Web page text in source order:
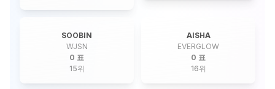
SOOBIN
WJSN
0 표
15위
AISHA
EVERGLOW
0 표
16위